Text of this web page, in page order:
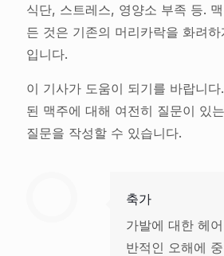
식단, 스트레스, 영양소 부족 등.
든 것은 기존의 머리카락을 화려
입니다.
이 기사가 도움이 되기를 바랍니
된 맥주에 대해 여전히 질문이 있
질문을 작성할 수 있습니다.
축가
가발에 대한 헤
반적인 오해에